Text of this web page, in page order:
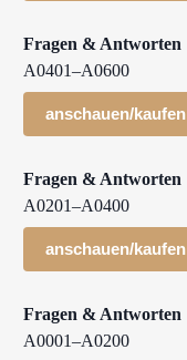
Fragen & Antworten
A0401–A0600
anschauen/kaufen
Fragen & Antworten
A0201–A0400
anschauen/kaufen
Fragen & Antworten
A0001–A0200